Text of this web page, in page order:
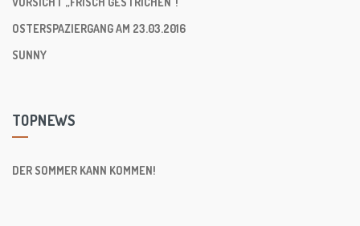
OSTERSPAZIERGANG AM 23.03.2016
SUNNY
TOPNEWS
DER SOMMER KANN KOMMEN!